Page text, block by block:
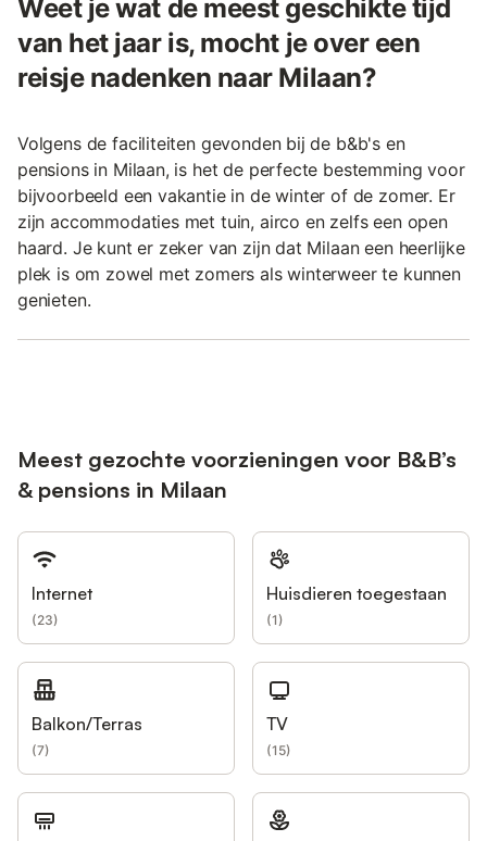
Weet je wat de meest geschikte tijd
van het jaar is, mocht je over een
reisje nadenken naar Milaan?
Volgens de faciliteiten gevonden bij de b&b's en
pensions in Milaan, is het de perfecte bestemming voor
bijvoorbeeld een vakantie in de winter of de zomer. Er
zijn accommodaties met tuin, airco en zelfs een open
haard. Je kunt er zeker van zijn dat Milaan een heerlijke
plek is om zowel met zomers als winterweer te kunnen
genieten.
Meest gezochte voorzieningen voor B&B’s
& pensions in Milaan
Internet
(23)
Huisdieren toegestaan
(1)
Balkon/Terras
(7)
TV
(15)